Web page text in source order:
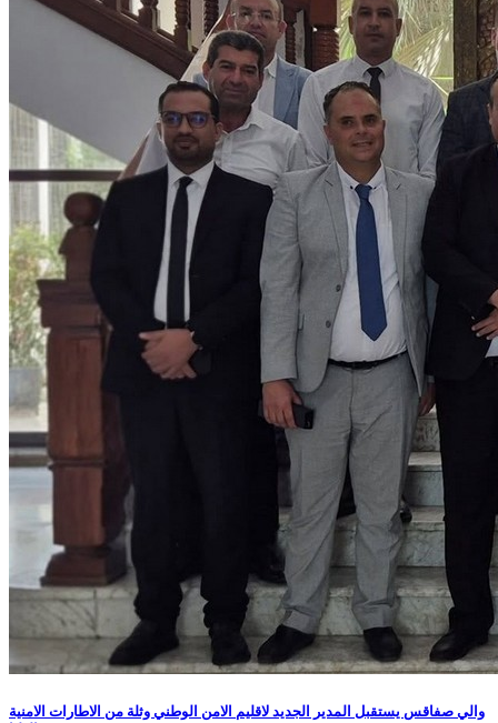
والي صفاقس يستقبل المدير الجديد لاقليم الامن الوطني وثلة من الاطارات الامنية